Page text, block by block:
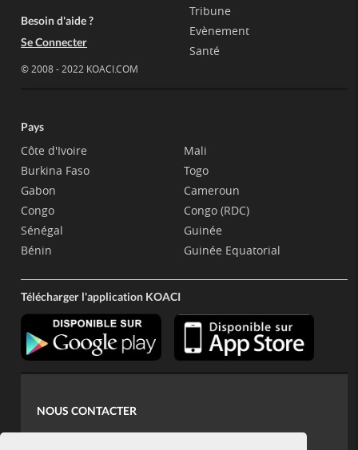
Besoin d'aide ?
Se Connecter
© 2008 - 2022 KOACI.COM
Tribune
Evènement
Santé
Pays
Côte d'Ivoire
Burkina Faso
Gabon
Congo
Sénégal
Bénin
Mali
Togo
Cameroun
Congo (RDC)
Guinée
Guinée Equatorial
Télécharger l'application KOACI
NOUS CONTACTER